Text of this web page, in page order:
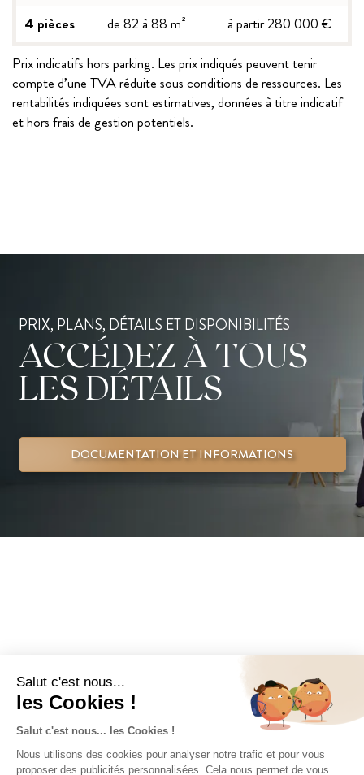
4 pièces
de 82 à 88 m²
à partir 280 000 €
Prix indicatifs hors parking. Les prix indiqués peuvent tenir
compte d’une TVA réduite sous conditions de ressources. Les
rentabilités indiquées sont estimatives, données à titre indicatif
et hors frais de gestion potentiels.
PRIX, PLANS, DÉTAILS ET DISPONIBILITÉS
ACCÉDEZ À TOUS
LES DÉTAILS
DOCUMENTATION ET INFORMATIONS
Localisation
Plébiscitée pour son cadre de vie, entre façade Atlantique et
vignobles d’exception, Bordeaux 5ème métropole française